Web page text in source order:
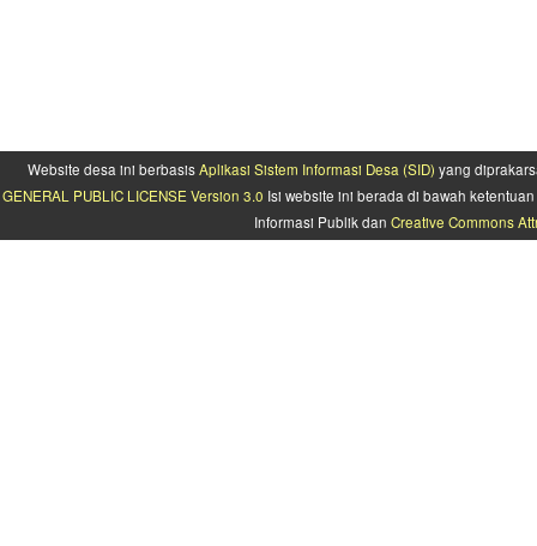
Website desa ini berbasisAplikasi Sistem Informasi Desa (SID) yang
GENERAL PUBLIC LICENSE Version 3.0 Isi website ini berada di bawah
Informasi Publik dan Creative Commons